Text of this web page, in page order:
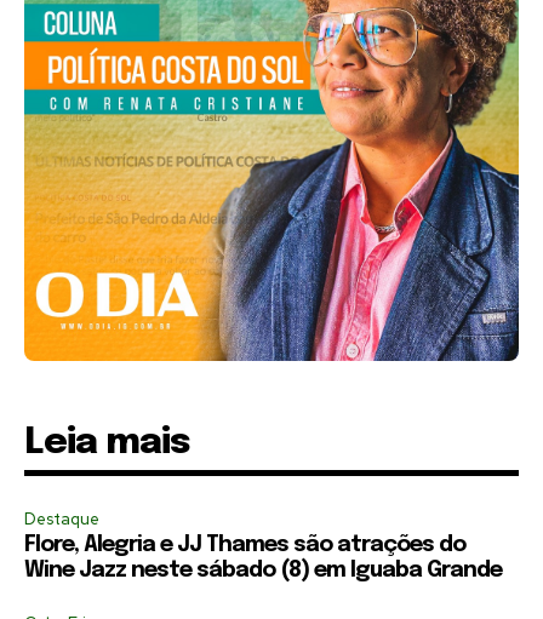
Leia mais
Destaque
Flore, Alegria e JJ Thames são atrações do
Wine Jazz neste sábado (8) em Iguaba Grande